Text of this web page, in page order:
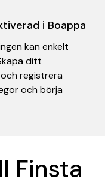
i Boappa
kan enkelt
ditt
registrera
och börja
Finsta